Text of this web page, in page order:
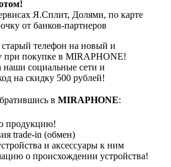
Я.Сплит, Долями, по карте
от банков-партнеров
телефон на новый и
при покупке в MIRAPHONE!
социальные сети и
на скидку 500 рублей!
в MIRAPHONE:
продукцию!
trade-in (обмен)
и аксессуары к ним
о происхождении устройства!